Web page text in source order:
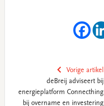
Vorige artikel
deBreij adviseert bij
energieplatform Connecthing
bij overname en investering